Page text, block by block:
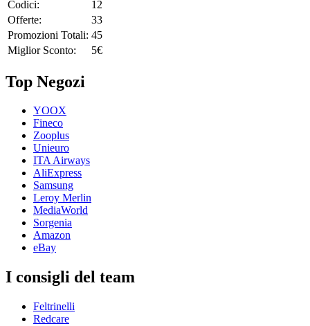
Codici:
12
Offerte:
33
Promozioni Totali: 45
Miglior Sconto:
5€
Top Negozi
YOOX
Fineco
Zooplus
Unieuro
ITA Airways
AliExpress
Samsung
Leroy Merlin
MediaWorld
Sorgenia
Amazon
eBay
I consigli del team
Feltrinelli
Redcare